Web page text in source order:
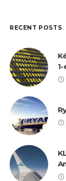
RECENT POSTS